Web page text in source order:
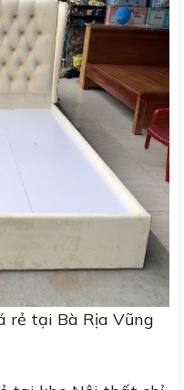
rẻ tại Bà Rịa Vũng